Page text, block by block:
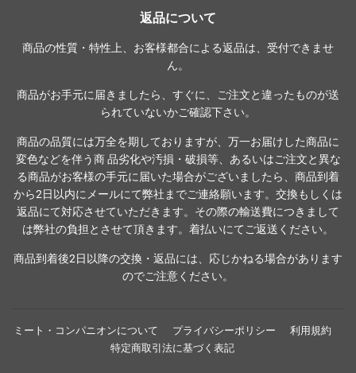
返品について
商品の性質・特性上、お客様都合による返品は、受付できませ
ん。
商品がお手元に届きましたら、すぐに、ご注文と違ったものが送
られていないかご確認下さい。
商品の品質には万全を期しておりますが、万一お届けした商品に
変色などを伴う商 品劣化や汚損・破損等、あるいはご注文と異な
る商品がお客様の手元に届いた場合がございましたら、商品到着
から2日以内にメールにて弊社までご連絡願います。交換もしくは
返品にて対応させていただきます。その際の輸送費につきまして
は弊社の負担とさせて頂きます。着払いにてご返送ください。
商品到着後2日以降の交換・返品には、応じかねる場合があります
のでご注意ください。
ミート・コンパニオンについて プライバシーポリシー
利用規約
特定商取引法に基づく表記